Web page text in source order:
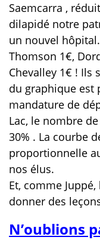
Saemcarra ,
dilapidé notre
un nouvel
Thomson 1€,
Chevalley 1€ ! Ils
du graphique est
mandature de
Lac, le nombre
30% . La courbe
proportionnelle
nos élus.
Et, comme
donner des
N’oublions